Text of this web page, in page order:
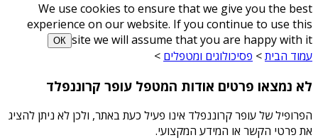
We use cookies to ensure that we give you the best
experience on our website. If you continue to use this
site we will assume that you are happy with it
ОК
עמוד הבית> פסיכולוגים ומטפלים >
לא נמצאו פרטים אודות המטפל עופר קרוננפלד
הפרופיל שלעופר קרוננפלד אינו פעיל כעת באתר, ולכן לא ניתן להציג
את פרטי הקשר או המידע המקצועי.